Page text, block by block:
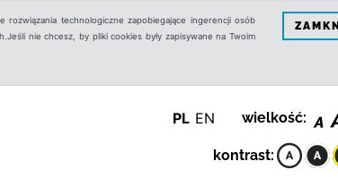
technologiczne zapobiegające ingerencji osób
nie chcesz, by pliki cookies były zapisywane na Twoim
PL EN wielkość:
kontrast: